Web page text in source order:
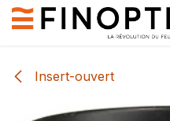
Se rendre au contenu
Insert-ouvert